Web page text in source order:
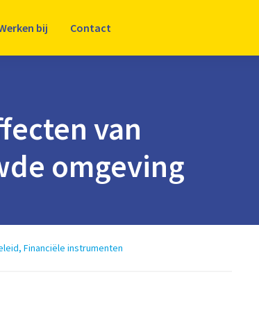
bij Contact
van
omgeving
, Financiële instrumenten